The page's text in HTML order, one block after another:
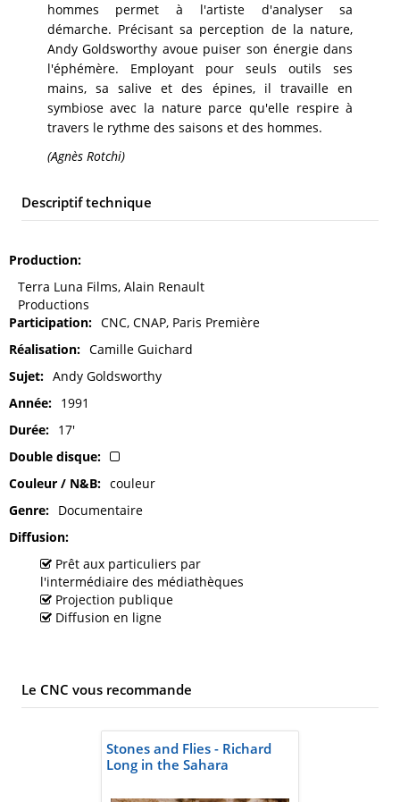
hommes permet à l'artiste d'analyser sa
démarche. Précisant sa perception de la nature,
Andy Goldsworthy avoue puiser son énergie dans
l'éphémère. Employant pour seuls outils ses
mains, sa salive et des épines, il travaille en
symbiose avec la nature parce qu'elle respire à
travers le rythme des saisons et des hommes.
(Agnès Rotchi)
Descriptif technique
Production
Terra Luna Films, Alain Renault
Productions
Participation
CNC, CNAP, Paris Première
Réalisation
Camille Guichard
Sujet
Andy Goldsworthy
Année
1991
Durée
17'
Double disque
Couleur / N&B
couleur
Genre
Documentaire
Diffusion
Prêt aux particuliers par
l'intermédiaire des médiathèques
Projection publique
Diffusion en ligne
Le CNC vous recommande
Stones and Flies - Richard
Long in the Sahara